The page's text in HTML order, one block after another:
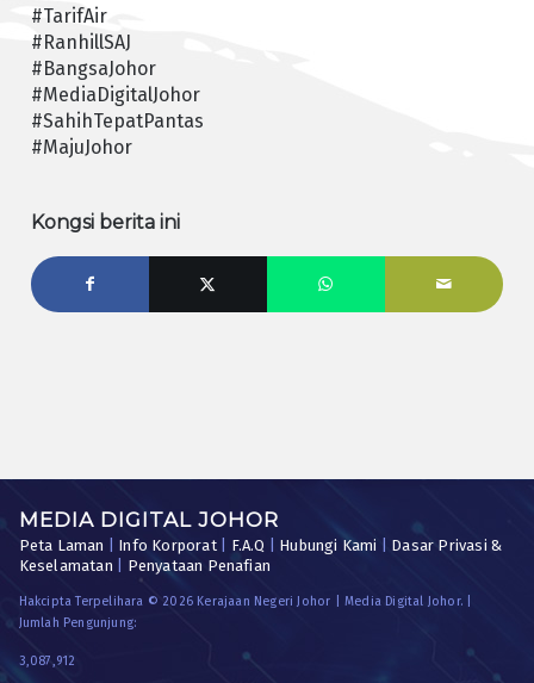
#TarifAir
#RanhillSAJ
#BangsaJohor
#MediaDigitalJohor
#SahihTepatPantas
#MajuJohor
Kongsi berita ini
MEDIA DIGITAL JOHOR
Peta Laman Info Korporat| F.A.Q Hubungi Kami
Dasar Privasi &
Keselamatan
Penyataan Penafian
Hakcipta Terpelihara © 2026 Kerajaan Negeri Johor | Media Digital Johor. |
Jumlah Pengunjung:
3,087,912